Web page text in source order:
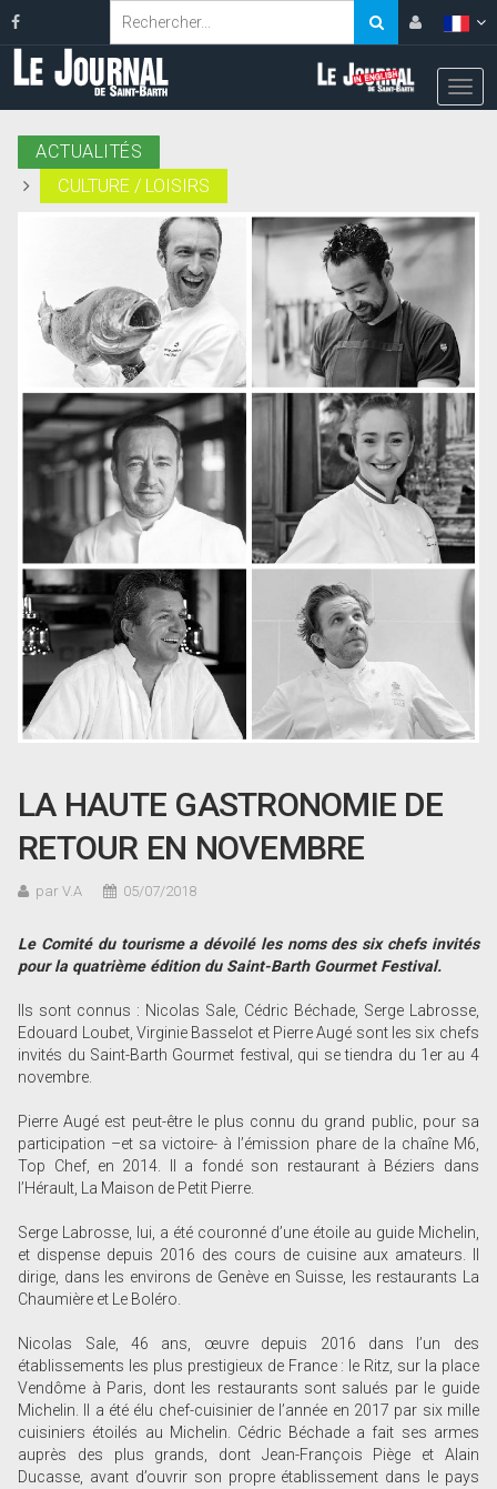
ACTUALITÉS
CULTURE / LOISIRS
LA HAUTE GASTRONOMIE DE
RETOUR EN NOVEMBRE
par V.A 05/07/2018
Le Comité du tourisme a dévoilé les noms des six chefs invités
pour la quatrième édition du Saint-Barth Gourmet Festival.
Ils sont connus : Nicolas Sale, Cédric Béchade, Serge Labrosse,
Edouard Loubet, Virginie Basselot et Pierre Augé sont les six chefs
invités du Saint-Barth Gourmet festival, qui se tiendra du 1er au 4
novembre.
Pierre Augé est peut-être le plus connu du grand public, pour sa
participation –et sa victoire- à l’émission phare de la chaîne M6,
Top Chef, en 2014. Il a fondé son restaurant à Béziers dans
l’Hérault, La Maison de Petit Pierre.
Serge Labrosse, lui, a été couronné d’une étoile au guide Michelin,
et dispense depuis 2016 des cours de cuisine aux amateurs. Il
dirige, dans les environs de Genève en Suisse, les restaurants La
Chaumière et Le Boléro.
Nicolas Sale, 46 ans, œuvre depuis 2016 dans l’un des
établissements les plus prestigieux de France : le Ritz, sur la place
Vendôme à Paris, dont les restaurants sont salués par le guide
Michelin. Il a été élu chef-cuisinier de l’année en 2017 par six mille
cuisiniers étoilés au Michelin. Cédric Béchade a fait ses armes
auprès des plus grands, dont Jean-François Piège et Alain
Ducasse, avant d’ouvrir son propre établissement dans le pays